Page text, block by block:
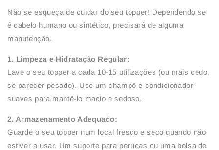
Não se esqueça de cuidar do seu topper! Dependendo se
é cabelo humano ou sintético, precisará de alguma
manutenção.
1. Limpeza e Hidratação Regular:
Lave o seu topper a cada 10-15 utilizações (ou mais cedo,
se parecer pesado). Use um champô e condicionador
suaves para mantê-lo macio e sedoso.
2. Armazenamento Adequado:
Guarde o seu topper num local fresco e seco quando não
estiver a usar. Um suporte para perucas ou uma bolsa de